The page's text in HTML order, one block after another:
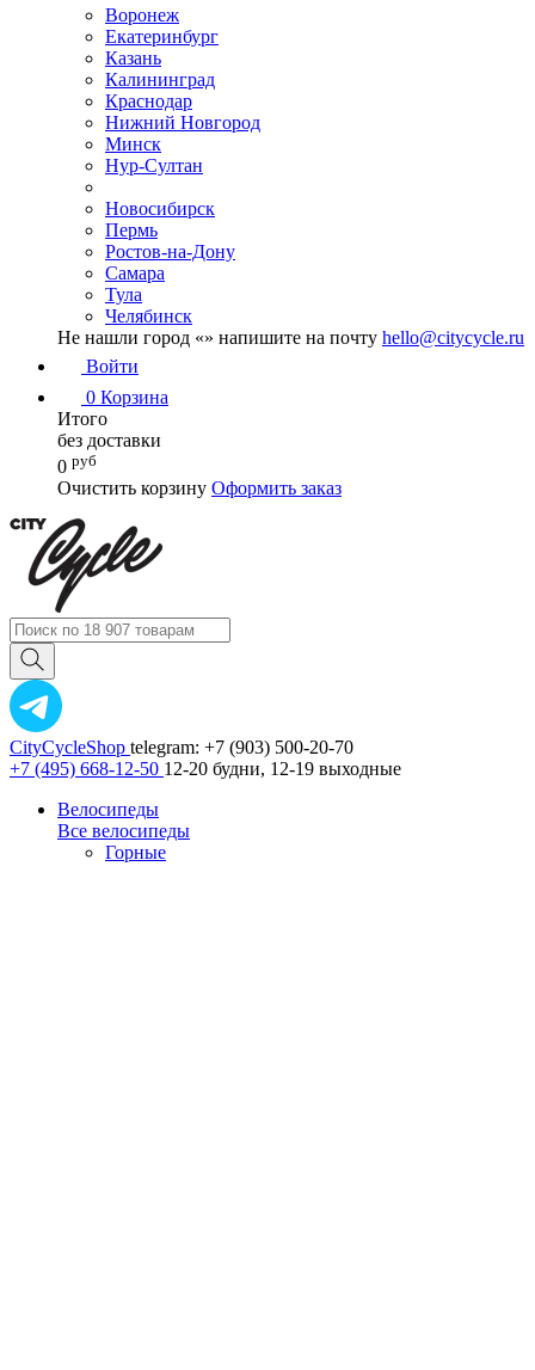
Воронеж
Екатеринбург
Казань
Калининград
Краснодар
Нижний Новгород
Минск
Нур-Султан
Новосибирск
Пермь
Ростов-на-Дону
Самара
Тула
Челябинск
Не нашли город «» напишите на почту hello@citycycle.ru
Войти
0 Корзина
Итого
без доставки
0 руб
Очистить корзину Оформить заказ
CityCycleShop telegram: +7 (903) 500-20-70
+7 (495) 668-12-50 12-20 будни, 12-19 выходные
Велосипеды
Все велосипеды
Горные